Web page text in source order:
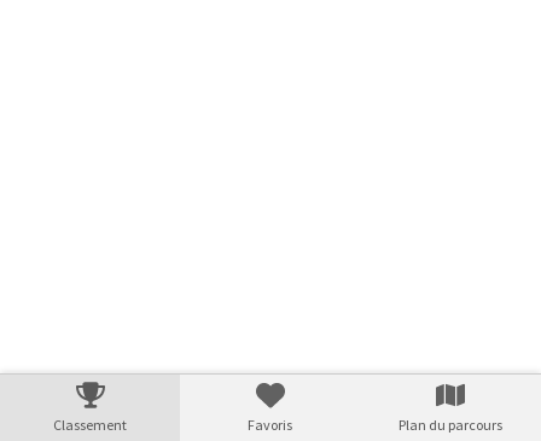
Classement Favoris Plan du parcours